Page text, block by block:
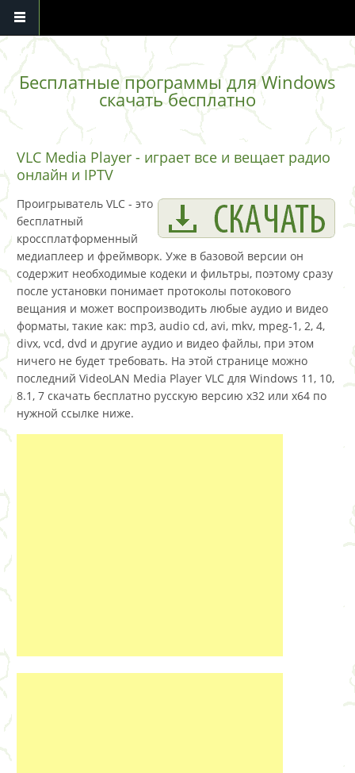
Перейти к основному содержанию
Бесплатные программы для Windows
скачать бесплатно
VLC Media Player - играет все и вещает радио
онлайн и IPTV
Проигрыватель VLC - это
бесплатный
кроссплатформенный
медиаплеер и фреймворк. Уже в базовой версии он
содержит необходимые кодеки и фильтры, поэтому сразу
после установки понимает протоколы потокового
вещания и может воспроизводить любые аудио и видео
форматы, такие как: mp3, audio cd, avi, mkv, mpeg-1, 2, 4,
divx, vcd, dvd и другие аудио и видео файлы, при этом
ничего не будет требовать. На этой странице можно
последний VideoLAN Media Player VLC для Windows 11, 10,
8.1, 7 скачать бесплатно русскую версию x32 или x64 по
нужной ссылке ниже.